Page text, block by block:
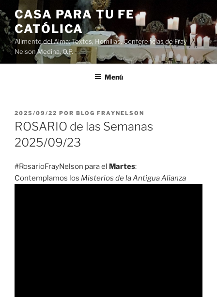
Saltar
al
contenido
CASA PARA TU FE
CATÓLICA
Alimento del Alma: Textos, Homilias, Conferencias de Fray
Nelson Medina, O.P.
Menú
PUBLICADO
EL
2025/09/22 POR BLOG FRAYNELSON
ROSARIO de las Semanas
2025/09/23
#RosarioFrayNelson para el Martes:
Contemplamos los Misterios de la Antigua Alianza